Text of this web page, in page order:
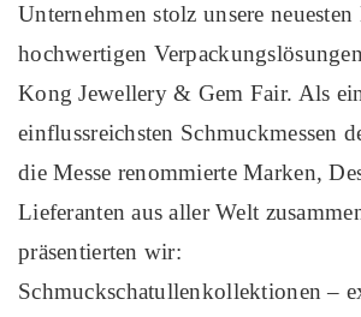
Unternehmen stolz unsere
hochwertigen
Kong Jewellery & Gem Fair. Als
einflussreichsten Schmuckmessen
die Messe renommierte Marken,
Lieferanten aus aller Welt
präsentierten wir:
Schmuckschatullenkollektionen –